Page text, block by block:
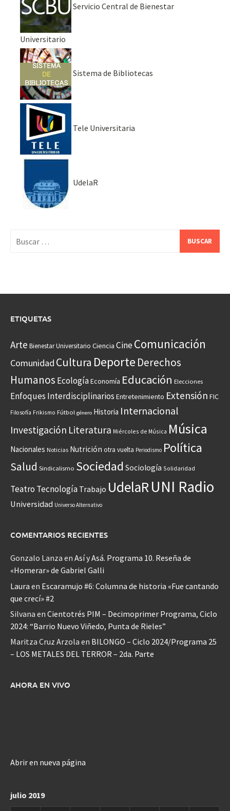
Servicio Central de Bienestar
Universitario
Sistema de Bibliotecas
Tele Universitaria
UdelaR
ETIQUETAS
Arte Bienestar Universitario Ciencia CineComunicación
Comunidad Cultura Deporte Derechos
Humanos EcologíaEconomía Educación Elecciones
Enfoques Interdisciplinarios Entretenimiento Extensión FIC
Filosofía Frikismo Fútbol género Historia Internacional
Investigación Literatura Miércoles de Música Música
Nacionales Noticias Nutrición otra vuelta Periodismo Política
Salud Sindicalismo Sociedad Sociología Solidaridad
Teatro Tecnología Trabajo UdelaRUNI Radio
Universidad Universo Alternativo
COMENTARIOS RECIENTES
Gonzalo Lanza en Así y Asá. Programa 10. Reseña de
«Homerar» de Gabriel Galli
Laura en Escaramujo #6: Columna de historia «Fue cantando
que crecí» #2
Silvana en Cientotrés PIM – Decimoprimer Programa, Ciclo
2024: “Barrio Nuevo Viñedo, Punta de Rieles”
Maritza Cruz Arzola en BILONGO – Ciclo 2024/Programa 25
– LOS METALES DEL TERROR – 2da. Parte
AHORA EN VIVO
Abrir en nueva página
julio 2019